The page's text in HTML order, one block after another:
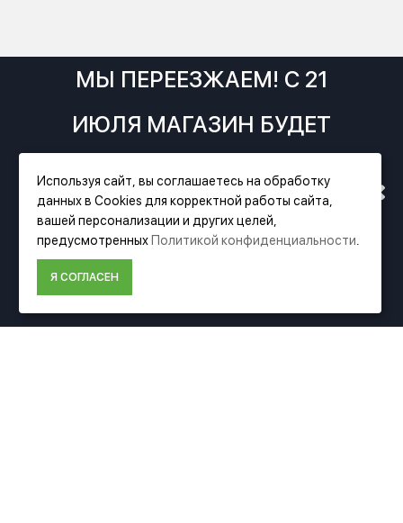
МЫ ПЕРЕЕЗЖАЕМ! С 21
ИЮЛЯ МАГАЗИН БУДЕТ
РАБОТАТЬ ПО НОВОМУ
АДРЕСУ. ПОДРОБНАЯ
ИНФОРМАЦИЯ О ПЕРЕЕЗДЕ
Фирменный магазин Festool
ИНФОРМАЦИЯ
О компании Festool
Доставка
Оплата
Используя сайт, вы соглашаетесь на обработку
данных в Cookies для корректной работы сайта,
вашей персонализации и других целей,
предусмотренных Политикой конфиденциальности
Я СОГЛАСЕН